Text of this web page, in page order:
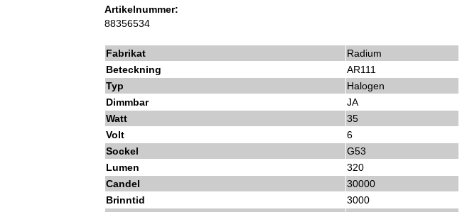
Artikelnummer:
88356534
Fabrikat
Radium
Beteckning
AR111
Typ
Halogen
Dimmbar
JA
Watt
35
Volt
6
Sockel
G53
Lumen
320
Candel
30000
Brinntid
3000